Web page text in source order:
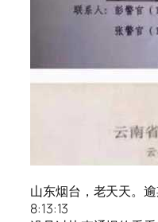
山东烟台，老天天。
8:13:13